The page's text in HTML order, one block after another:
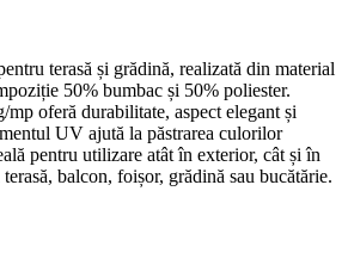
terasă și grădină, realizată din material
50% bumbac și 50% poliester.
mp oferă durabilitate, aspect elegant și
UV ajută la păstrarea culorilor
pentru utilizare atât în exterior, cât și în
balcon, foișor, grădină sau bucătărie.